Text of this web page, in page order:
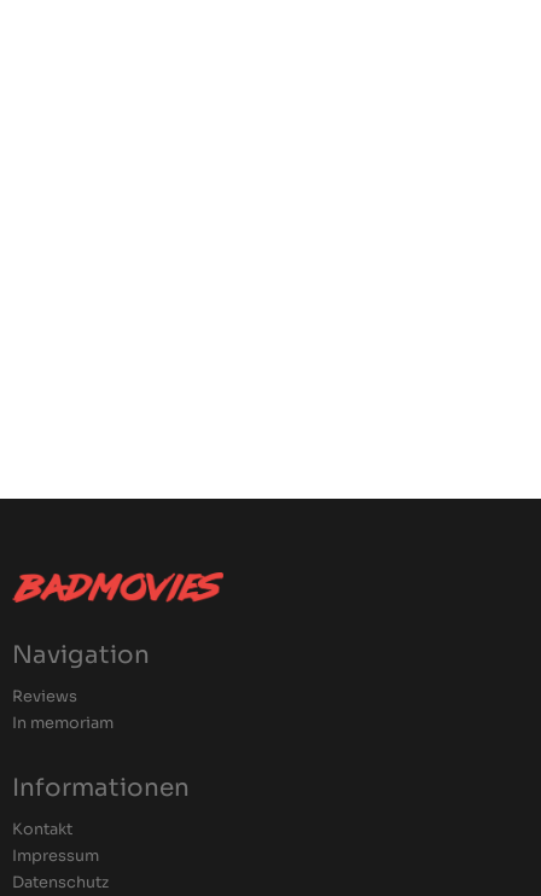
Navigation
Reviews
In memoriam
Informationen
Kontakt
Impressum
Datenschutz